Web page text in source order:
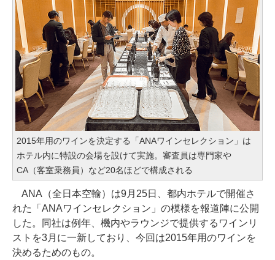
2015年用のワインを決定する「ANAワインセレクション」は
ホテル内に特設の会場を設けて実施。審査員は専門家や
CA（客室乗務員）など20名ほどで構成される
ANA（全日本空輸）は9月25日、都内ホテルで開催さ
れた「ANAワインセレクション」の模様を報道陣に公開
した。同社は例年、機内やラウンジで提供するワインリ
ストを3月に一新しており、今回は2015年用のワインを
決めるためのもの。